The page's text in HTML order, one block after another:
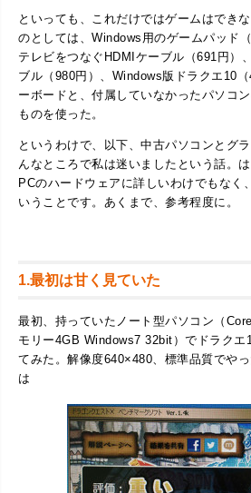
といっても、これだけではゲームはでき
のとしては、Windows用のゲームパッド
テレビをつなぐHDMIケーブル（691円）
ブル（980円）、Windows版ドラクエ10
ーボードと、付属していなかったパソコ
ものを使った。
というわけで、以下、中古パソコンとグ
んなところで私は迷いましたという話。
PCのハードウェアに詳しいわけでもなく
いうことです。あくまで、参考程度に。
1.最初は甘く見ていた
最初、持っていたノート型パソコン（
モリー4GB Windows7 32bit）でドラクエ
てみた。解像度640×480、標準品質でや
は